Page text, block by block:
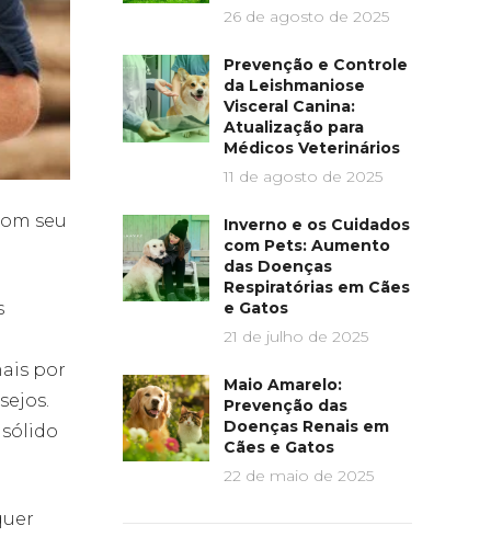
seu
por
26 de agosto de 2025
Prevenção e Controle
da Leishmaniose
Visceral Canina:
Atualização para
Médicos Veterinários
11 de agosto de 2025
Inverno e os Cuidados
com Pets: Aumento
das Doenças
Respiratórias em Cães
e Gatos
21 de julho de 2025
Maio Amarelo:
Prevenção das
Doenças Renais em
Cães e Gatos
22 de maio de 2025